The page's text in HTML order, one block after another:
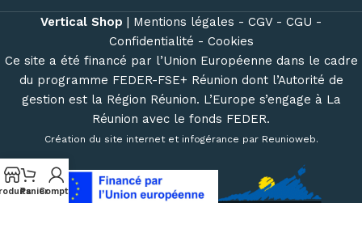
Vertical Shop Mentions légales - CGV - CGU -
Confidentialité - Cookies
Ce site a été financé par l’Union Européenne dans le cadre
du programme FEDER-FSE+ Réunion dont l’Autorité de
gestion est la Région Réunion. L’Europe s’engage à La
Réunion avec le fonds FEDER.
Création du site internet et infogérance par Reunioweb.
PanierCompte